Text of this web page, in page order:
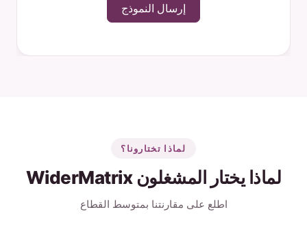
إرسال النموذج
لماذا تختارونا؟
لماذا يختار المشغلون WiderMatrix
اطلع على مقارنتنا بمتوسط القطاع